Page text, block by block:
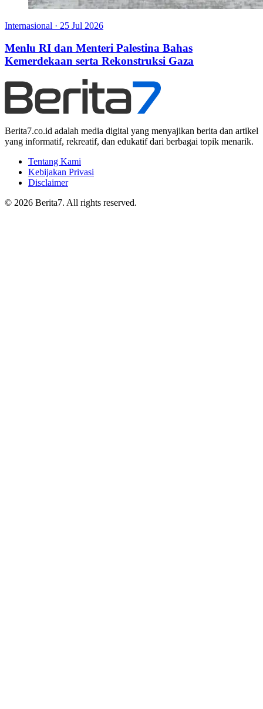
Internasional · 25 Jul 2026
Menlu RI dan Menteri Palestina Bahas
Kemerdekaan serta Rekonstruksi Gaza
Berita7.co.id adalah media digital yang menyajikan berita dan artikel
yang informatif, rekreatif, dan edukatif dari berbagai topik menarik.
Tentang Kami
Kebijakan Privasi
Disclaimer
© 2026 Berita7. All rights reserved.